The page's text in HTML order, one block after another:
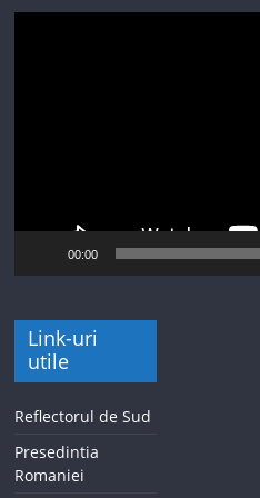
00:00
Link-uri
utile
Reflectorul de Sud
Presedintia
Romaniei